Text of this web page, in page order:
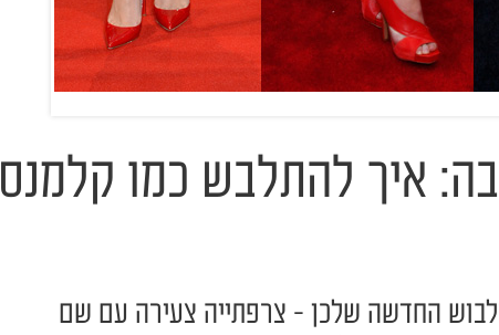
איך להתלבש כמו קלמנס
החדשה שלכן - צרפתייה צעירה עם שם